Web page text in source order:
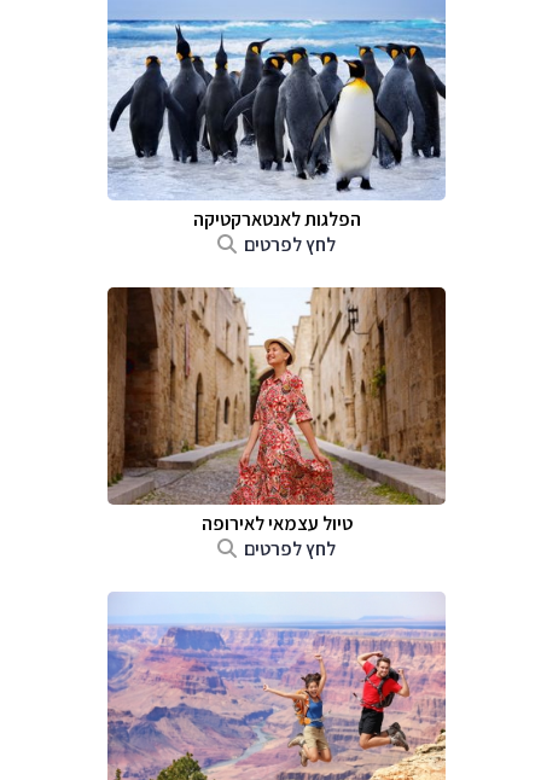
הפלגות לאנטארקטיקה
לחץ לפרטים
טיול עצמאי לאירופה
לחץ לפרטים